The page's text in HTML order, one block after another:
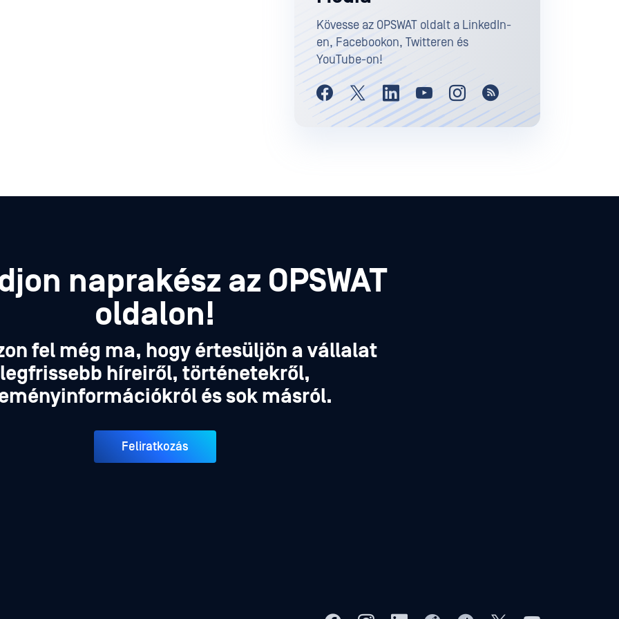
Kövesse az OPSWAT oldalt a LinkedIn-
en, Facebookon, Twitteren és
YouTube-on!
naprakész az OPSWAT
oldalon!
fel még ma, hogy értesüljön a vállalat
legfrissebb híreiről, történetekről,
és sok másról.
Feliratkozás